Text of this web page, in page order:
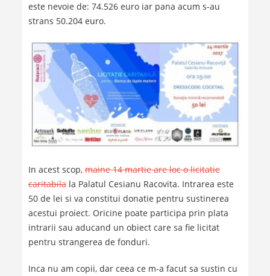
este nevoie de: 74.526 euro iar pana acum s-au
strans 50.204 euro.
In acest scop,maine 14 martie are loc o licitatie
caritabilala Palatul Cesianu Racovita. Intrarea este
50 de lei si va constitui donatie pentru sustinerea
acestui proiect. Oricine poate participa prin plata
intrarii sau aducand un obiect care sa fie licitat
pentru strangerea de fonduri.
Inca nu am copii, dar ceea ce m-a facut sa sustin cu